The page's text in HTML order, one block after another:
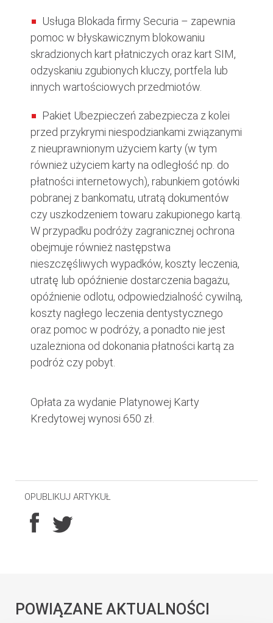
Usługa Blokada firmy Securia – zapewnia
pomoc w błyskawicznym blokowaniu
skradzionych kart płatniczych oraz kart SIM,
odzyskaniu zgubionych kluczy, portfela lub
innych wartościowych przedmiotów.
Pakiet Ubezpieczeń zabezpiecza z kolei
przed przykrymi niespodziankami związanymi
z nieuprawnionym użyciem karty (w tym
również użyciem karty na odległość np. do
płatności internetowych), rabunkiem gotówki
pobranej z bankomatu, utratą dokumentów
czy uszkodzeniem towaru zakupionego kartą.
W przypadku podróży zagranicznej ochrona
obejmuje również następstwa
nieszczęśliwych wypadków, koszty leczenia,
utratę lub opóźnienie dostarczenia bagażu,
opóźnienie odlotu, odpowiedzialność cywilną,
koszty nagłego leczenia dentystycznego
oraz pomoc w podróży, a ponadto nie jest
uzależniona od dokonania płatności kartą za
podróż czy pobyt.
Opłata za wydanie Platynowej Karty
Kredytowej wynosi 650 zł.
OPUBLIKUJ ARTYKUŁ
POWIĄZANE AKTUALNOŚCI